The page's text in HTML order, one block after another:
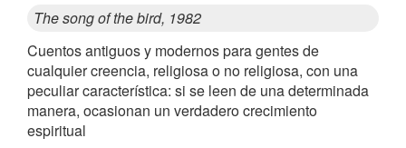
The song of the bird, 1982
Cuentos antiguos y modernos para gentes de
cualquier creencia, religiosa o no religiosa, con una
peculiar característica: si se leen de una determinada
manera, ocasionan un verdadero crecimiento
espiritual